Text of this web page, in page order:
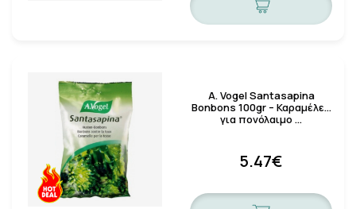
A. Vogel Santasapina
Bonbons 100gr – Καραμέλες
για πονόλαιμο …
5.47€